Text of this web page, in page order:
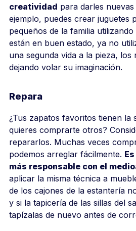
creatividad para darles
ejemplo, puedes crear juguetes
pequeños de la familia
están en buen estado, ya no
una segunda vida a la pieza,
dejando volar su imaginación.
Repara
¿Tus zapatos favoritos tienen la
quieres comprarte otros?
repararlos. Muchas veces
podemos arreglar fácilmente.
más responsable con el
aplicar la misma técnica a
de los cajones de la estantería
y si la tapicería de las sillas del
tapízalas de nuevo antes de